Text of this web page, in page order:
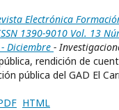
Electrónica
1390-9010 Vol. 13
Diciembre -
rendición de
pública del GAD El
HTML